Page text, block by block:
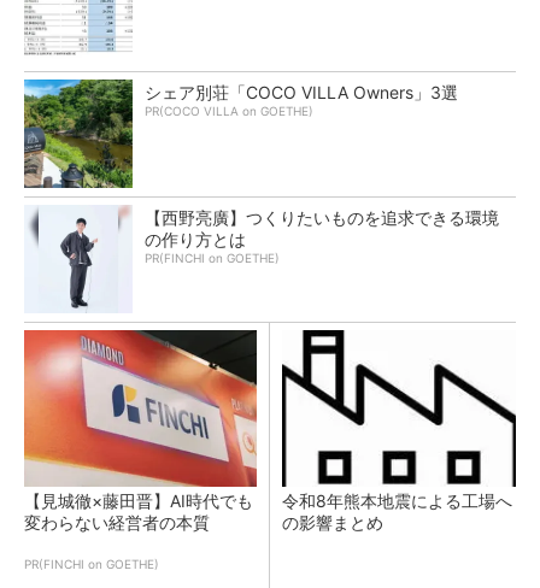
シェア別荘「COCO VILLA Owners」3選
PR(COCO VILLA on GOETHE)
【西野亮廣】つくりたいものを追求できる環境
の作り方とは
PR(FINCHI on GOETHE)
【見城徹×藤田晋】AI時代でも
変わらない経営者の本質
PR(FINCHI on GOETHE)
令和8年熊本地震による工場へ
の影響まとめ